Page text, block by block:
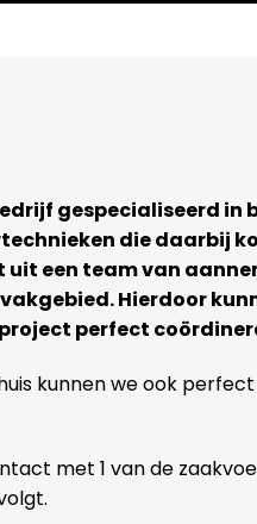
gespecialiseerd in
die daarbij
uit een team van
Hierdoor
perfect
kunnen we ook
met 1 van de